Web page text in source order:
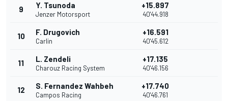
9 Y. Tsunoda
Jenzer Motorsport
+15.897
40'44.918
10 F. Drugovich
Carlin
+16.591
40'45.612
11 L. Zendeli
Charouz Racing System
+17.135
40'46.156
12 S. Fernandez Wahbeh
Campos Racing
+17.740
40'46.761